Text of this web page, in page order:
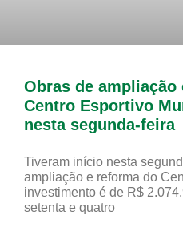
Obras de ampliação
Centro Esportivo
nesta segunda-feira
Tiveram início nesta
ampliação e reforma do
investimento é de R$
setenta e quatro